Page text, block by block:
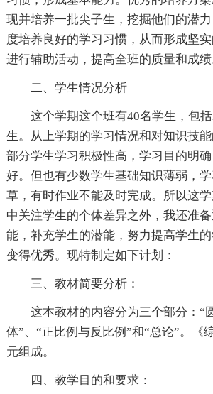
现并培养一批尖子生，挖掘他们的潜
度培养良好的学习习惯，从而形成坚
进行辅助活动，提高全班的质量和成绩
二、学生情况分析
这个学期这个班有40名学生，包
生。从上学期的学习情况和对知识技能
部分学生学习积极性高，学习目的明
好。但也有少数学生基础知识薄弱，
草，有时作业不能及时完成。所以这
中关注学生的个体差异之外，我还准
能，补充学生的潜能，努力提高学生
变得优秀。现特制定如下计划：
三、教材简要分析：
这本教材的内容分为三个部分：“
体”、“正比例与反比例”和“总论”。《
元组成。
四、教学目的和要求：